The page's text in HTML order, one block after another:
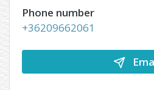
Phone number
+36209662061